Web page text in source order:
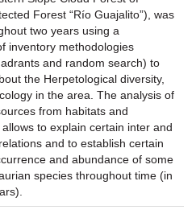
Forest “Río Guajalito”), was
two years using a
inventory methodologies
and random search) to
the Herpetological diversity,
in the area. The analysis of
from habitats and
to explain certain inter and
and to establish certain
and abundance of some
species throughout time (in